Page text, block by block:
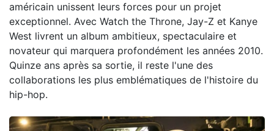
américain unissent leurs forces pour un projet
exceptionnel. Avec Watch the Throne, Jay-Z et Kanye
West livrent un album ambitieux, spectaculaire et
novateur qui marquera profondément les années 2010.
Quinze ans après sa sortie, il reste l'une des
collaborations les plus emblématiques de l'histoire du
hip-hop.